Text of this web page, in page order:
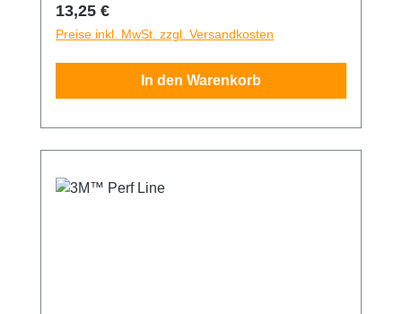
empfindliche Folien können so
beschädiguns- und kratzerfrei verklebt
werden. Passt sich durch den speziellen
Zuschnitt optimal an Rakeln mit einer Breite
Standartrakel ein ideales Werkzeug für die
Nassverklebung von besonders
Verpackungseinheit 4 Stück
Regulärer Preis:
13,25 €
Preise inkl. MwSt. zzgl. Versandkosten
In den Warenkorb